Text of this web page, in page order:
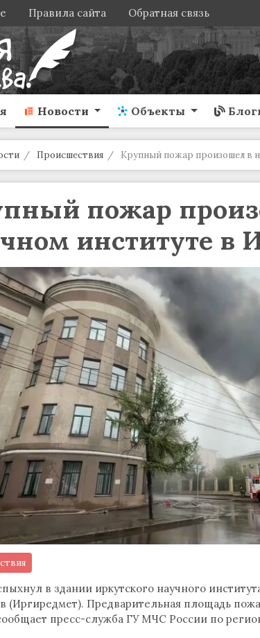
Правила сайта Обратная связь
Новости Объекты
Происшествия Крупный пожар произошел в
пожар
институте в
в здании иркутского научного
(Иргиредмет). Предварительная площадь
пресс-служба ГУ МЧС России по